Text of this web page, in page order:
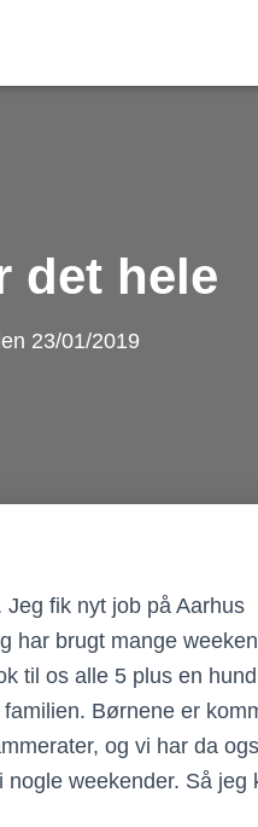
det hele
23/01/2019
fik nyt job på Aarhus
har brugt mange
til os alle 5 plus en
Børnene er
og vi har da
weekender. Så jeg